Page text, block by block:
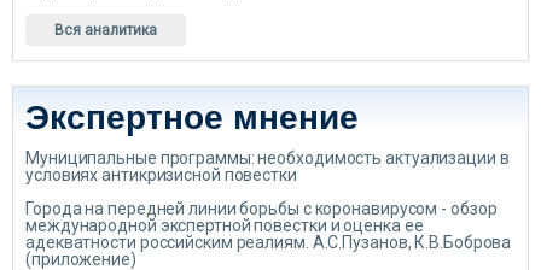
Вся аналитика
Экспертное мнение
Муниципальные программы: необходимость актуализации в
условиях антикризисной повестки
Города на передней линии борьбы с коронавирусом - обзор
международной экспертной повестки и оценка ее
адекватности российским реалиям. А.С.Пузанов, К.В.Боброва
(приложение)